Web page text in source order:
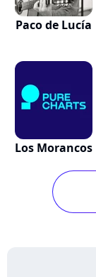
Paco de Lucía
Los Morancos